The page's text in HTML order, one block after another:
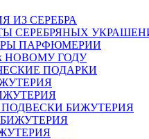
ИЗ СЕРЕБРА
СЕРЕБРЯНЫХ
ПАРФЮМЕРИИ
НОВОМУ ГОДУ
ПОДАРКИ
БИЖУТЕРИЯ